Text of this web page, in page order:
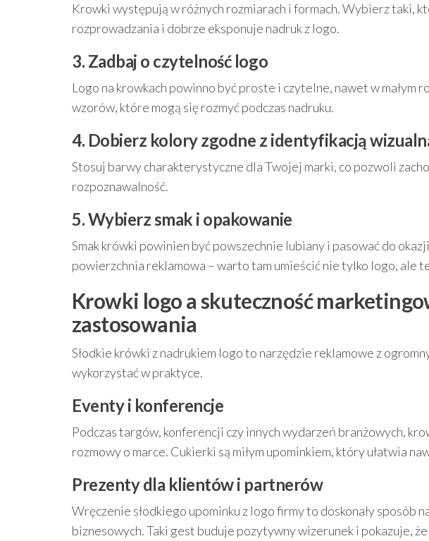
Krowki występują w różnych rozmiarach i formach. Wybierz taki,
rozprowadzania i dobrze eksponuje nadruk z logo.
3. Zadbaj o czytelność logo
Logo na krowkach powinno być proste i czytelne, nawet w małym
wzorów, które mogą się rozmyć podczas nadruku.
4. Dobierz kolory zgodne z identyfikacją
Stosuj barwy charakterystyczne dla Twojej marki, co pozwoli
rozpoznawalność.
5. Wybierz smak i opakowanie
Smak krówki powinien być powszechnie lubiany i pasować do
powierzchnia reklamowa – warto tam umieścić nie tylko logo, ale
Krowki logo a skuteczność
zastosowania
Słodkie krówki z nadrukiem logo to narzędzie reklamowe z
wykorzystać w praktyce.
Eventy i konferencje
Podczas targów, konferencji czy innych wydarzeń branżowych,
rozmowy o marce. Cukierki są miłym upominkiem, który ułatwia
Prezenty dla klientów i partnerów
Wręczenie słodkiego upominku z logo firmy to doskonały sposób
biznesowych. Taki gest buduje pozytywny wizerunek i pokazuje, że